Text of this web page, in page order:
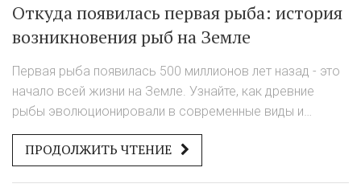
Откуда появилась первая рыба: история
возникновения рыб на Земле
Первая рыба появилась 500 миллионов лет назад - это
начало всей жизни на Земле. Узнайте, как древние
рыбы эволюционировали в современные виды и
почему это важно для каждого рыбака.
ПРОДОЛЖИТЬ ЧТЕНИЕ